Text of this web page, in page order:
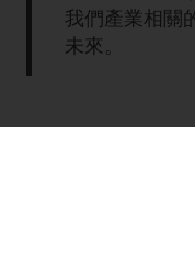
我們產業相關
未來。